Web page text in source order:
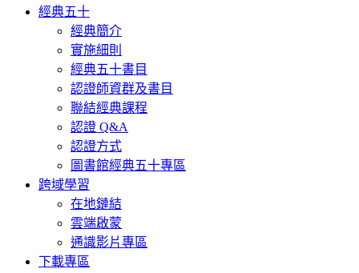
經典五十
經典簡介
實施細則
經典五十書目
認證師資群及書目
聯結經典課程
認證 Q&A
認證方式
圖書館經典五十專區
跨域學習
在地鏈結
雲端啟蒙
通識影片專區
下載專區